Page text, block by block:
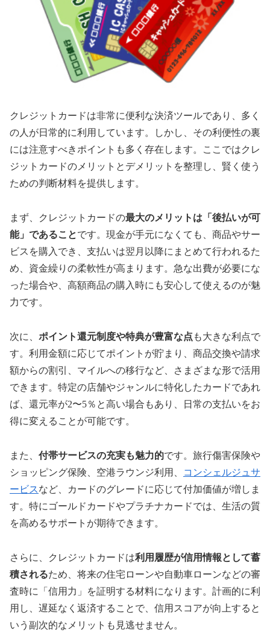
クレジットカードは非常に便利な決済ツールであり、多く
の人が日常的に利用しています。しかし、その利便性の裏
には注意すべきポイントも多く存在します。ここではクレ
ジットカードのメリットとデメリットを整理し、賢く使う
ための判断材料を提供します。
まず、クレジットカードの最大のメリットは「後払いが可
能」であることです。現金が手元になくても、商品やサー
ビスを購入でき、支払いは翌月以降にまとめて行われるた
め、資金繰りの柔軟性が高まります。急な出費が必要にな
った場合や、高額商品の購入時にも安心して使えるのが魅
力です。
次に、 ポイント還元制度や特典が豊富な点 も大きな利点で
す。利用金額に応じてポイントが貯まり、商品交換や請求
額からの割引、マイルへの移行など、さまざまな形で活用
できます。特定の店舗やジャンルに特化したカードであれ
ば、還元率が2〜5％と高い場合もあり、日常の支払いをお
得に変えることが可能です。
また、 付帯サービスの充実も魅力的です。旅行傷害保険や
ショッピング保険、空港ラウンジ利用、
コンシェルジュサ
ービスなど、カードのグレードに応じて付加価値が増しま
す。特にゴールドカードやプラチナカードでは、生活の質
を高めるサポートが期待できます。
さらに、クレジットカードは利用履歴が信用情報として蓄
積されるため、将来の住宅ローンや自動車ローンなどの審
査時に「信用力」を証明する材料になります。計画的に利
用し、遅延なく返済することで、信用スコアが向上すると
いう副次的なメリットも見逃せません。